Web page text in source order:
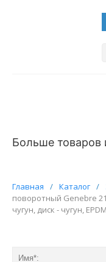
Больше товаров
Главная / Каталог /
поворотный Genebre
чугун, диск - чугун,